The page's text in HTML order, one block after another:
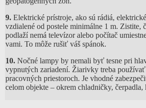
9. Elektrické prístroje, ako sú rádiá,
vzdialené od postele minimálne 1 m. Zistite,
podlaží nemá televízor alebo počítač
vami. To môže rušiť váš spánok.
10. Nočné lampy by nemali byť tesne pri
vypnutých zariadení. Žiarivky treba
pracovných priestoroch. Je vhodné
celom objekte – okrem chladničky, čerpadla,